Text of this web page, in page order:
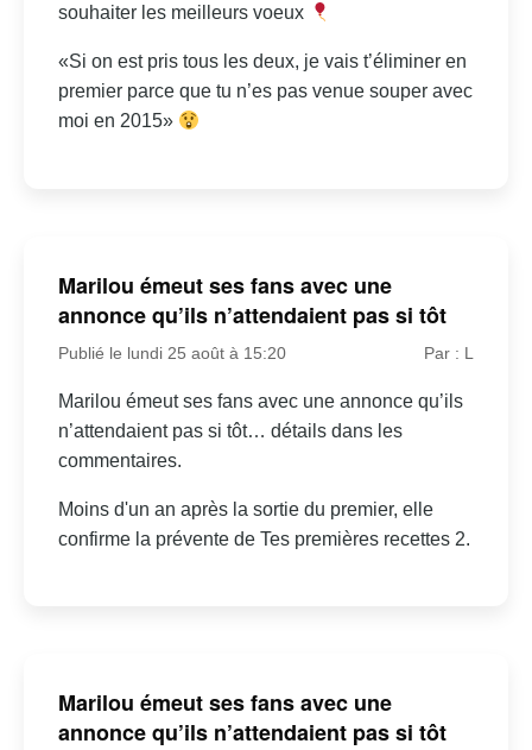
souhaiter les meilleurs voeux
«Si on est pris tous les deux, je vais t’éliminer en
premier parce que tu n’es pas venue souper avec
moi en 2015»
Marilou émeut ses fans avec une
annonce qu’ils n’attendaient pas si tôt
Publié le lundi 25 août à 15:20 Par : L
Marilou émeut ses fans avec une annonce qu’ils
n’attendaient pas si tôt… détails dans les
commentaires.
Moins d'un an après la sortie du premier, elle
confirme la prévente de Tes premières recettes 2.
Marilou émeut ses fans avec une
annonce qu’ils n’attendaient pas si tôt